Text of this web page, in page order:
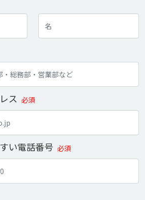
ス 必須
い電話番号 必須